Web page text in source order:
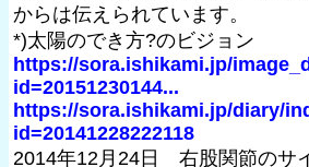
からは伝えられています。
*)太陽のでき方?のビジョン
https://sora.ishikami.jp/
id=20151230144...
https://sora.ishikami.jp/diary/
id=20141228222118
2014年12月24日 右股関節のサ